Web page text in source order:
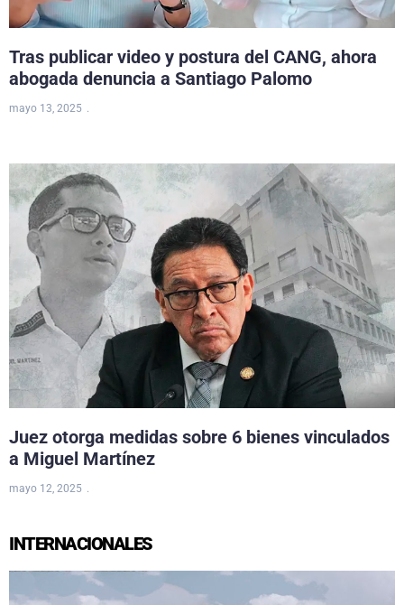
Tras publicar video y postura del CANG, ahora
abogada denuncia a Santiago Palomo
mayo 13, 2025
Juez otorga medidas sobre 6 bienes vinculados
a Miguel Martínez
mayo 12, 2025
INTERNACIONALES